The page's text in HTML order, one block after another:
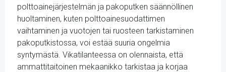
polttoainejärjestelmän ja pakoputken säännöllinen
huoltaminen, kuten polttoainesuodattimen
vaihtaminen ja vuotojen tai ruosteen tarkistaminen
pakoputkistossa, voi estää suuria ongelmia
syntymästä. Vikatilanteessa on olennaista, että
ammattitaitoinen mekaanikko tarkistaa ja korjaa